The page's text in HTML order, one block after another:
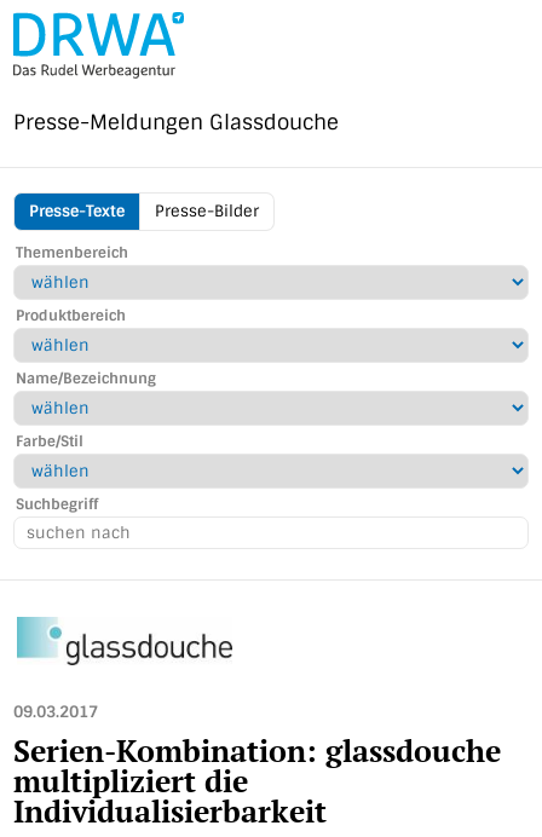
Direkt
Inhalt
Presse-Meldungen Glassdouche
Glassdouche
Menu
Presse-Texte Presse-Bilder
Themenbereich
Produktbereich
Name/Bezeichnung
Farbe/Stil
Suchbegriff
09.03.2017
Serien-Kombination: glassdouche
multipliziert die
Individualisierbarkeit